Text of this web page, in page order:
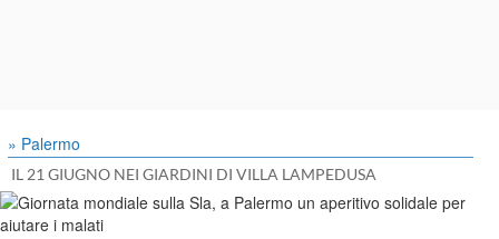
» Palermo
IL 21 GIUGNO NEI GIARDINI DI VILLA LAMPEDUSA